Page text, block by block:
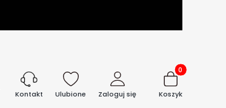
Kontakt Ulubione Zaloguj się
Produkty w
Koszyk